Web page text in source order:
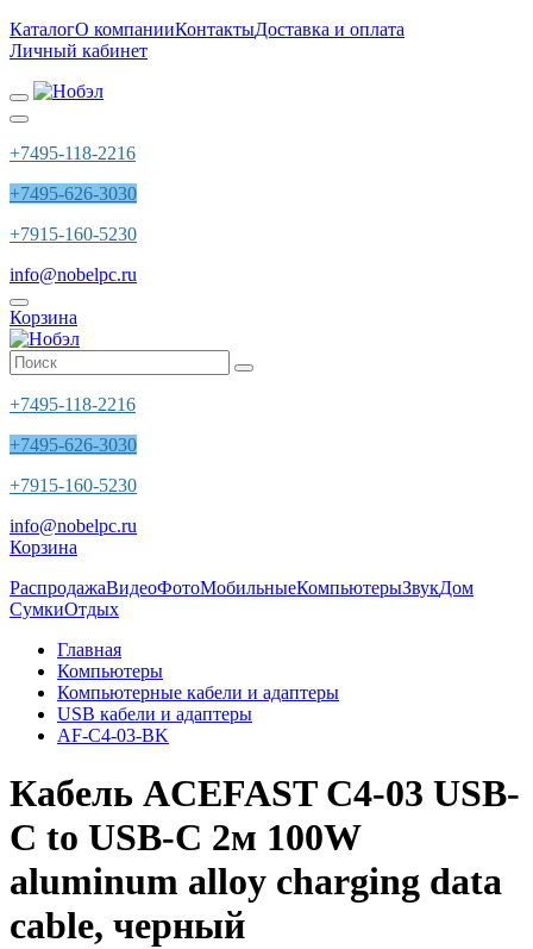
КаталогО компанииКонтактыДоставка и оплата
Личный кабинет
+7495-118-2216
+7495-626-3030
+7915-160-5230
info@nobelpc.ru
Корзина
+7495-118-2216
+7495-626-3030
+7915-160-5230
info@nobelpc.ru
Корзина
РаспродажаВидеоФотоМобильныеКомпьютерыЗвукДом
СумкиОтдых
Главная
Компьютеры
Компьютерные кабели и адаптеры
USB кабели и адаптеры
AF-C4-03-BK
Кабель ACEFAST C4-03 USB-
C to USB-C 2м 100W
aluminum alloy charging data
cable, черный